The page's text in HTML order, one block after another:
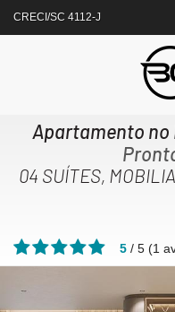
CRECI/SC 4112-J
Apartamento no
04 SUÍTES,
5 / 5 (1